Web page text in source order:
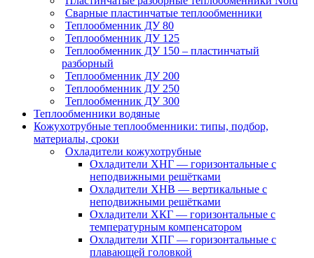
Сварные пластинчатые теплообменники
Теплообменник ДУ 80
Теплообменник ДУ 125
Теплообменник ДУ 150 – пластинчатый
разборный
Теплообменник ДУ 200
Теплообменник ДУ 250
Теплообменник ДУ 300
Теплообменники водяные
Кожухотрубные теплообменники: типы, подбор,
материалы, сроки
Охладители кожухотрубные
Охладители ХНГ — горизонтальные с
неподвижными решётками
Охладители ХНВ — вертикальные с
неподвижными решётками
Охладители ХКГ — горизонтальные с
температурным компенсатором
Охладители ХПГ — горизонтальные с
плавающей головкой